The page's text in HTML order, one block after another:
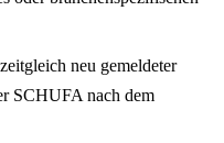
neu gemeldeter
SCHUFA nach dem